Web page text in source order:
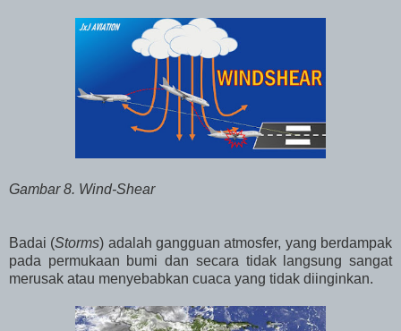
Gambar 8. Wind-Shear
Badai (Storms) adalah gangguan atmosfer, yang berdampak
pada permukaan bumi dan secara tidak langsung sangat
merusak atau menyebabkan cuaca yang tidak diinginkan.